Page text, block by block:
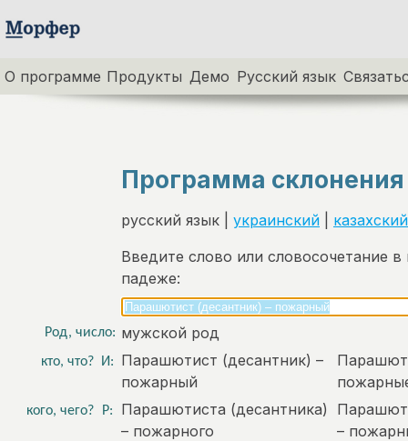
О программе Продукты Демо Русский язык
Программа
русский язык | украинский
казахский
Введите слово или словосочетание
падеже:
Род, число: мужской род
кто, что? И:
Парашютист (десантник) –
пожарный
кого, чего? Р:
Парашютиста (десантника)
– пожарного
–